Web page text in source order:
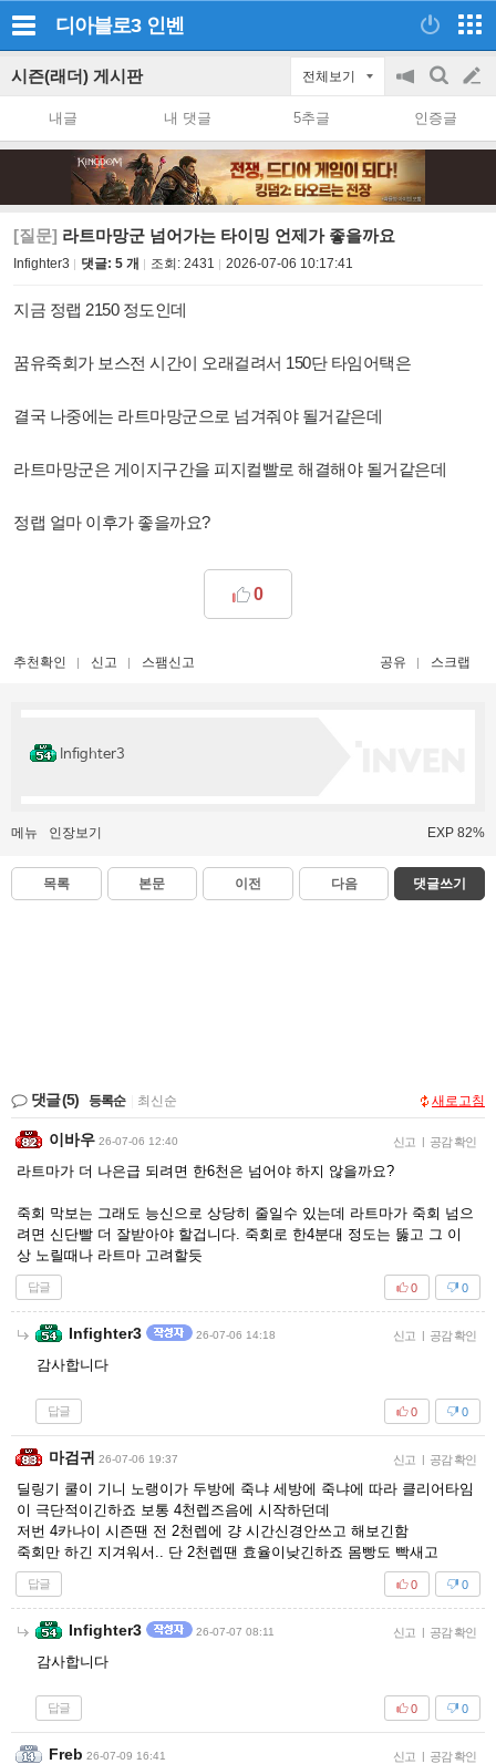
디아블로3 인벤
시즌(래더) 게시판 전체보기
공
on/off
검
색
글
쓰
내글 내 댓글 5추글 인증글
[질문] 라트마망군 넘어가는 타이밍 언제가 좋을까요
Infighter3 댓글: 5 개 조회: 2431 2026-07-06 10:17:41
지금 정랩 2150 정도인데
꿈유죽회가 보스전 시간이 오래걸려서 150단 타임어택은
결국 나중에는 라트마망군으로 넘겨줘야 될거같은데
라트마망군은 게이지구간을 피지컬빨로 해결해야 될거같은데
정랩 얼마 이후가 좋을까요?
0
추천확인 신고 스팸신고 공유 스크랩
Infighter3
메뉴 인장보기 EXP 82%
목록 본문 이전 다음 댓글쓰기
댓글(5) 등록순 최신순 새로고침
이바우 26-07-06 12:40 신고 | 공감 확인
라트마가 더 나은급 되려면 한6천은 넘어야 하지 않을까요?
죽회 막보는 그래도 능신으로 상당히 줄일수 있는데 라트마가 죽회 넘으
려면 신단빨 더 잘받아야 할겁니다. 죽회로 한4분대 정도는 뚫고 그 이
상 노릴때나 라트마 고려할듯
답글 0
0
Infighter3 26-07-06 14:18 신고 | 공감 확인
감사합니다
답글 0
0
마검귀 26-07-06 19:37 신고 | 공감 확인
딜링기 쿨이 기니 노랭이가 두방에 죽냐 세방에 죽냐에 따라 클리어타임
이 극단적이긴하죠 보통 4천렙즈음에 시작하던데
저번 4카나이 시즌땐 전 2천렙에 걍 시간신경안쓰고 해보긴함
죽회만 하긴 지겨워서.. 단 2천렙땐 효율이낮긴하죠 몸빵도 빡새고
답글 0
0
Infighter3 26-07-07 08:11 신고 | 공감 확인
감사합니다
답글 0
0
Freb 26-07-09 16:41 신고 | 공감 확인